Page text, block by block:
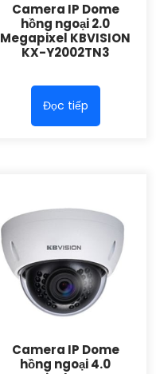
Camera IP Dome
hồng ngoại 2.0
Megapixel KBVISION
KX-Y2002TN3
Đọc tiếp
Camera IP Dome
hồng ngoại 4.0